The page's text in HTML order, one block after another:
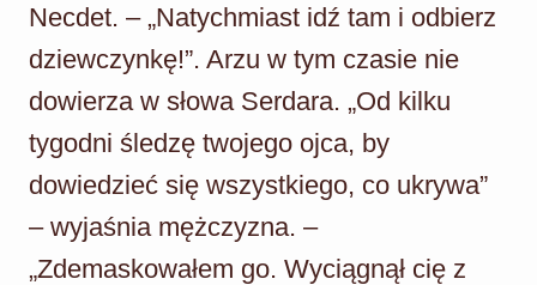
Necdet. – „Natychmiast idź tam i odbierz
dziewczynkę!”. Arzu w tym czasie nie
dowierza w słowa Serdara. „Od kilku
tygodni śledzę twojego ojca, by
dowiedzieć się wszystkiego, co ukrywa”
– wyjaśnia mężczyzna. –
„Zdemaskowałem go. Wyciągnął cię z